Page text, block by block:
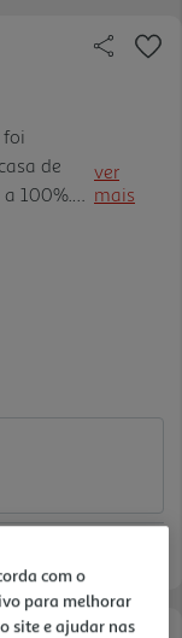
foi
de
100%.
e um
água 2.
ver
mais
com o
para melhorar
site e ajudar nas